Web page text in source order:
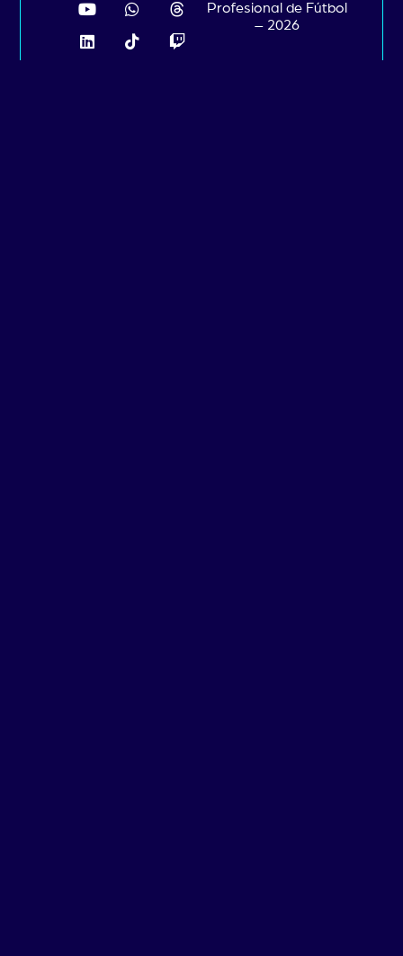
Profesional de Fútbol
– 2026